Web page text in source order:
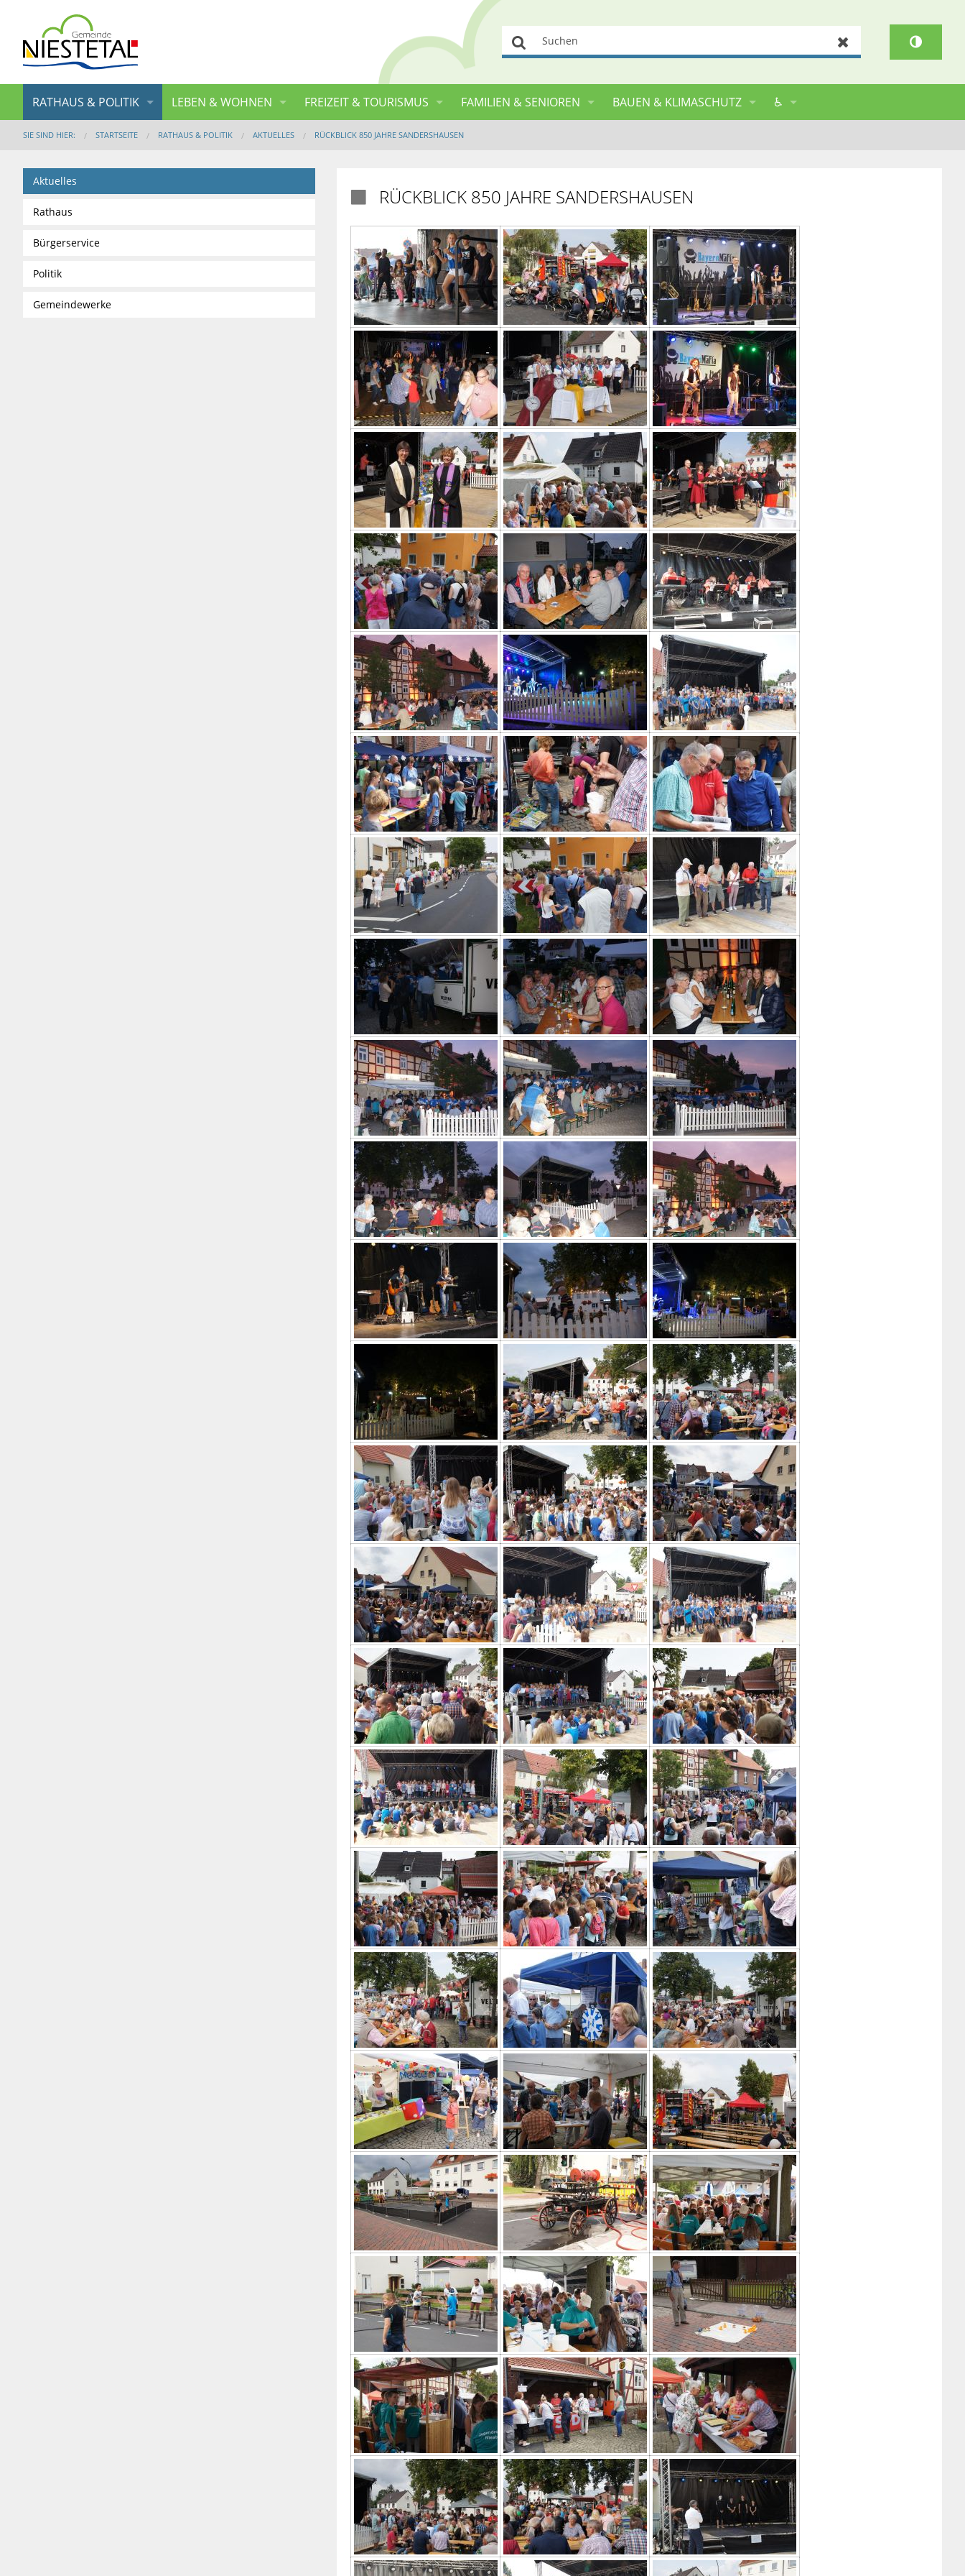
RATHAUS & POLITIK LEBEN & WOHNEN FREIZEIT & TOURISMUS FAMILIEN & SENIOREN BAUEN & KLIMASCHUTZ ♿
SIE SIND HIER: STARTSEITE RATHAUS & POLITIK AKTUELLES RÜCKBLICK 850 JAHRE SANDERSHAUSEN
RÜCKBLICK 850 JAHRE SANDERSHAUSEN
Aktuelles
Rathaus
Bürgerservice
Politik
Gemeindewerke